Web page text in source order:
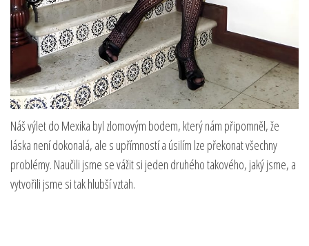
Náš výlet do Mexika byl zlomovým bodem, který nám připomněl, že
láska není dokonalá, ale s upřímností a úsilím lze překonat všechny
problémy. Naučili jsme se vážit si jeden druhého takového, jaký jsme, a
vytvořili jsme si tak hlubší vztah.